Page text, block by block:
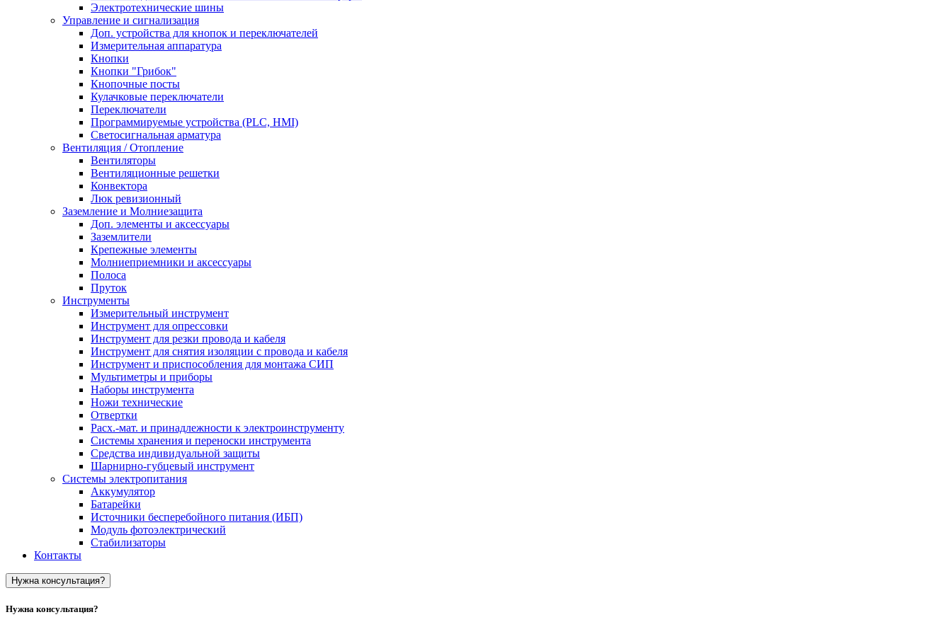
Электротехнические шины
Управление и сигнализация
Доп. устройства для кнопок и переключателей
Измерительная аппаратура
Кнопки
Кнопки "Грибок"
Кнопочные посты
Кулачковые переключатели
Переключатели
Программируемые устройства (PLC, HMI)
Светосигнальная арматура
Вентиляция / Отопление
Вентиляторы
Вентиляционные решетки
Конвектора
Люк ревизионный
Заземление и Молниезащита
Доп. элементы и аксессуары
Заземлители
Крепежные элементы
Молниеприемники и аксессуары
Полоса
Пруток
Инструменты
Измерительный инструмент
Инструмент для опрессовки
Инструмент для резки провода и кабеля
Инструмент для снятия изоляции с провода и кабеля
Инструмент и приспособления для монтажа СИП
Мультиметры и приборы
Наборы инструмента
Ножи технические
Отвертки
Расх.-мат. и принадлежности к электроинструменту
Системы хранения и переноски инструмента
Средства индивидуальной защиты
Шарнирно-губцевый инструмент
Системы электропитания
Аккумулятор
Батарейки
Источники бесперебойного питания (ИБП)
Модуль фотоэлектрический
Стабилизаторы
Контакты
Нужна консультация?
Нужна консультация?